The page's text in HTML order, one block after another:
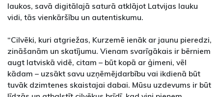
laukos, savā digitālajā saturā atklājot Latvijas lauku
vidi, tās vienkāršību un autentiskumu.
“Cilvēki, kuri atgriežas, Kurzemē ienāk ar jaunu pieredzi,
zināšanām un skatījumu. Vienam svarīgākais ir bērniem
augt latviskā vidē, citam – būt kopā ar ģimeni, vēl
kādam – uzsākt savu uzņēmējdarbību vai ikdienā būt
tuvāk dzimtenes skaistajai dabai. Mūsu uzdevums ir būt